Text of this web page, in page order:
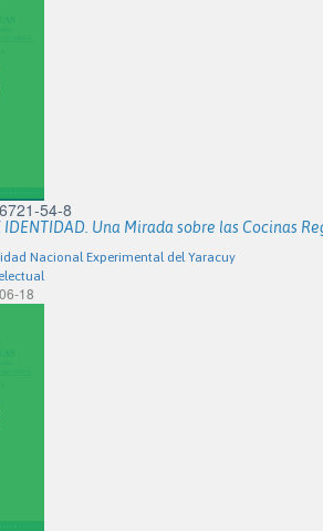
54-8
IDENTIDAD. Una Mirada sobre las Cocinas
Nacional Experimental del Yaracuy
18